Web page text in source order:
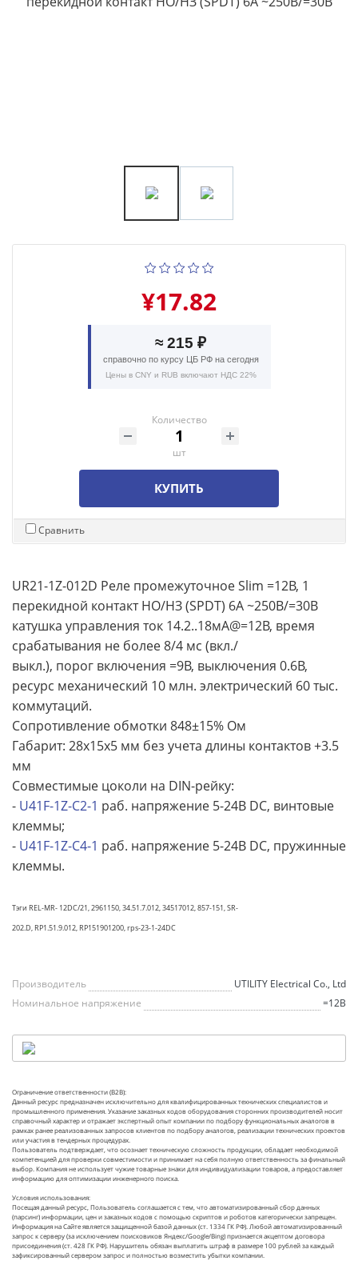
¥17.82
≈ 215 ₽
справочно по курсу ЦБ РФ на сегодня
Цены в CNY и RUB включают НДС 22%
Количество
шт
КУПИТЬ
Сравнить
UR21-1Z-012D Реле промежуточное Slim =12В, 1
перекидной контакт НО/НЗ (SPDT) 6A ~250B/=30В
катушка управления ток 14.2..18мА@=12В, время
срабатывания не более 8/4 мс (вкл./
выкл.), порог включения =9В, выключения 0.6В,
ресурс механический 10 млн. электрический 60 тыс.
коммутаций.
Сопротивление обмотки 848±15% Ом
Габарит: 28x15x5 мм без учета длины контактов +3.5
мм
Совместимые цоколи на DIN-рейку:
- U41F-1Z-C2-1 раб. напряжение 5-24В DC, винтовые
клеммы;
- U41F-1Z-C4-1 раб. напряжение 5-24В DC, пружинные
клеммы.
Тэги REL-MR- 12DC/21, 2961150, 34.51.7.012, 34517012, 857-151, SR-
202.D, RP1.51.9.012, RP151901200, rps-23-1-24DC
Производитель
UTILITY Electrical Co., Ltd
Номинальное напряжение
=12В
Ограничение ответственности (B2B):
Данный ресурс предназначен исключительно для квалифицированных технических специалистов и
промышленного применения. Указание заказных кодов оборудования сторонних производителей носит
справочный характер и отражает экспертный опыт компании по подбору функциональных аналогов в
рамках ранее реализованных запросов клиентов по подбору аналогов, реализации технических проектов
или участия в тендерных процедурах.
Пользователь подтверждает, что осознает техническую сложность продукции, обладает необходимой
компетенцией для проверки совместимости и принимает на себя полную ответственность за финальный
выбор. Компания не использует чужие товарные знаки для индивидуализации товаров, а предоставляет
информацию для оптимизации инженерного поиска.
Условия использования:
Посещая данный ресурс, Пользователь соглашается с тем, что автоматизированный сбор данных
(парсинг) информации, цен и заказных кодов с помощью скриптов и роботов категорически запрещен.
Информация на Сайте является защищенной базой данных (ст. 1334 ГК РФ). Любой автоматизированный
запрос к серверу (за исключением поисковиков Яндекс/Google/Bing) признается акцептом договора
присоединения (ст. 428 ГК РФ). Нарушитель обязан выплатить штраф в размере 100 рублей за каждый
зафиксированный сервером запрос и полностью возместить убытки компании.